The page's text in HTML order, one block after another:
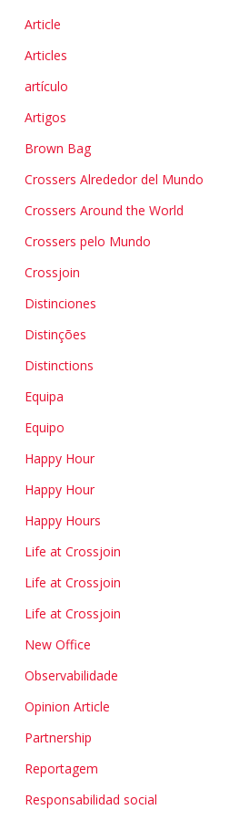
Article
Articles
artículo
Artigos
Brown Bag
Crossers Alrededor del Mundo
Crossers Around the World
Crossers pelo Mundo
Crossjoin
Distinciones
Distinções
Distinctions
Equipa
Equipo
Happy Hour
Happy Hour
Happy Hours
Life at Crossjoin
Life at Crossjoin
Life at Crossjoin
New Office
Observabilidade
Opinion Article
Partnership
Reportagem
Responsabilidad social